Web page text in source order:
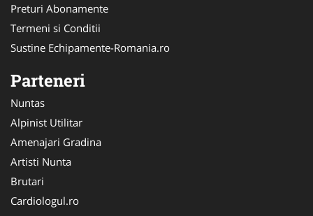
Preturi Abonamente
Termeni si Conditii
Sustine Echipamente-Romania.ro
Parteneri
Nuntas
Alpinist Utilitar
Amenajari Gradina
Artisti Nunta
Brutari
Cardiologul.ro